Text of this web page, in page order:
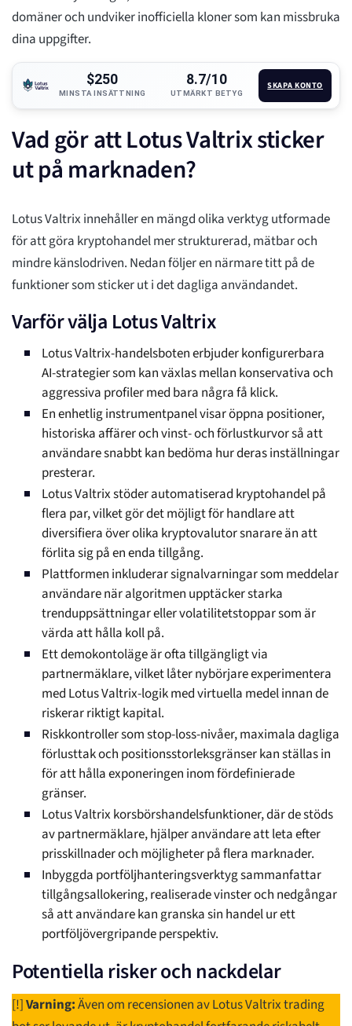
domäner och undviker inofficiella kloner som kan missbruka
dina uppgifter.
$250
MINSTA INSÄTTNING
8.7/10
UTMÄRKT BETYG
SKAPA KONTO
Vad gör att Lotus Valtrix sticker
ut på marknaden?
Lotus Valtrix innehåller en mängd olika verktyg utformade
för att göra kryptohandel mer strukturerad, mätbar och
mindre känslodriven. Nedan följer en närmare titt på de
funktioner som sticker ut i det dagliga användandet.
Varför välja Lotus Valtrix
Lotus Valtrix-handelsboten erbjuder konfigurerbara
AI-strategier som kan växlas mellan konservativa och
aggressiva profiler med bara några få klick.
En enhetlig instrumentpanel visar öppna positioner,
historiska affärer och vinst- och förlustkurvor så att
användare snabbt kan bedöma hur deras inställningar
presterar.
Lotus Valtrix stöder automatiserad kryptohandel på
flera par, vilket gör det möjligt för handlare att
diversifiera över olika kryptovalutor snarare än att
förlita sig på en enda tillgång.
Plattformen inkluderar signalvarningar som meddelar
användare när algoritmen upptäcker starka
trenduppsättningar eller volatilitetstoppar som är
värda att hålla koll på.
Ett demokontoläge är ofta tillgängligt via
partnermäklare, vilket låter nybörjare experimentera
med Lotus Valtrix-logik med virtuella medel innan de
riskerar riktigt kapital.
Riskkontroller som stop-loss-nivåer, maximala dagliga
förlusttak och positionsstorleksgränser kan ställas in
för att hålla exponeringen inom fördefinierade
gränser.
Lotus Valtrix korsbörshandelsfunktioner, där de stöds
av partnermäklare, hjälper användare att leta efter
prisskillnader och möjligheter på flera marknader.
Inbyggda portföljhanteringsverktyg sammanfattar
tillgångsallokering, realiserade vinster och nedgångar
så att användare kan granska sin handel ur ett
portföljövergripande perspektiv.
Potentiella risker och nackdelar
[!]Varning:Även om recensionen av Lotus Valtrix trading